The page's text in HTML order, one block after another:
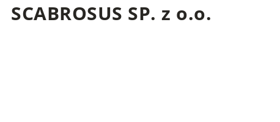
SCABROSUS SP. z o.o.